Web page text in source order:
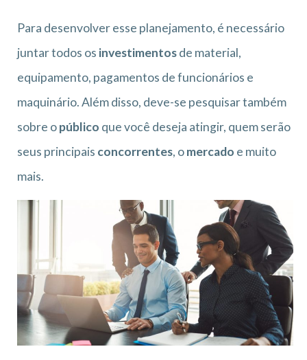
Para desenvolver esse planejamento, é necessário
juntar todos os investimentosde material,
equipamento, pagamentos de funcionários e
maquinário. Além disso, deve-se pesquisar também
sobre opúblico que você deseja atingir, quem serão
seus principais concorrentes, omercado e muito
mais.